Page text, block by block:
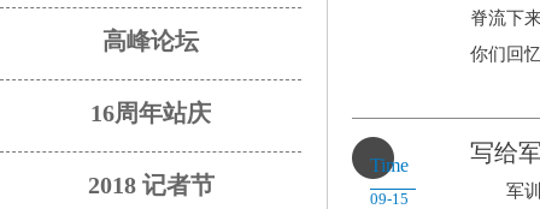
高峰论坛
16周年站庆
2018 记者节
脊流下
你们回
Time
09-15
写给
军训